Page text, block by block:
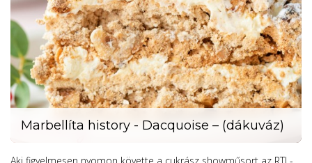
Marbellíta history - Dacquoise – (dákuváz)